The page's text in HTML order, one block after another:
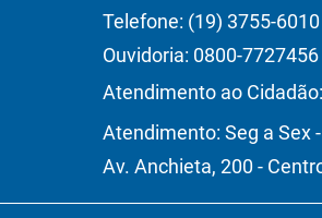
Telefone: (19) 3755-6010
Ouvidoria: 0800-7727456
Atendimento ao
Atendimento: Seg a Sex
Av. Anchieta, 200 -